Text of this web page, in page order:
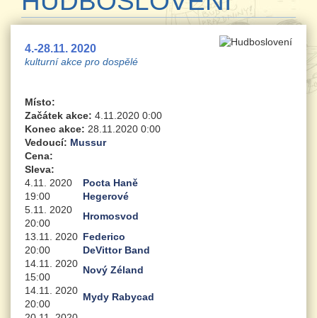
4.-28.11. 2020
kulturní akce pro dospělé
Místo:
Začátek akce: 4.11.2020 0:00
Konec akce: 28.11.2020 0:00
Vedoucí: Mussur
Cena:
Sleva:
4.11. 2020
19:00
Pocta Haně
Hegerové
5.11. 2020
20:00
Hromosvod
13.11. 2020
20:00
Federico
DeVittor Band
14.11. 2020
15:00
Nový Zéland
14.11. 2020
20:00
Mydy Rabycad